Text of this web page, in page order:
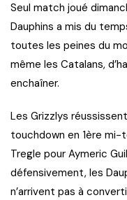
Seul match joué
Dauphins a mis du
toutes les peines du
même les Catalans,
enchaîner.
Les Grizzlys
touchdown en 1ère mi-
Tregle pour Aymeric
défensivement, les
n’arrivent pas à